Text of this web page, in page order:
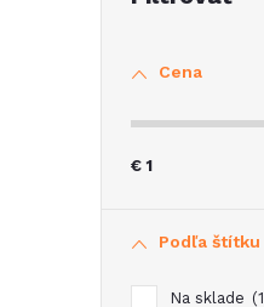
Cena
€1
Podľa štítku
Na sklade 1